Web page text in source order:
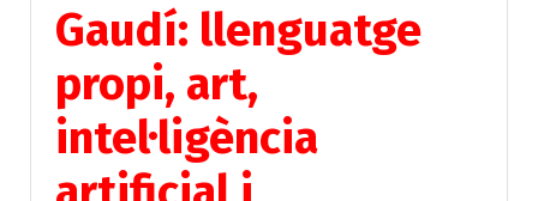
Gaudí: llenguatge
propi, art,
intel·ligència